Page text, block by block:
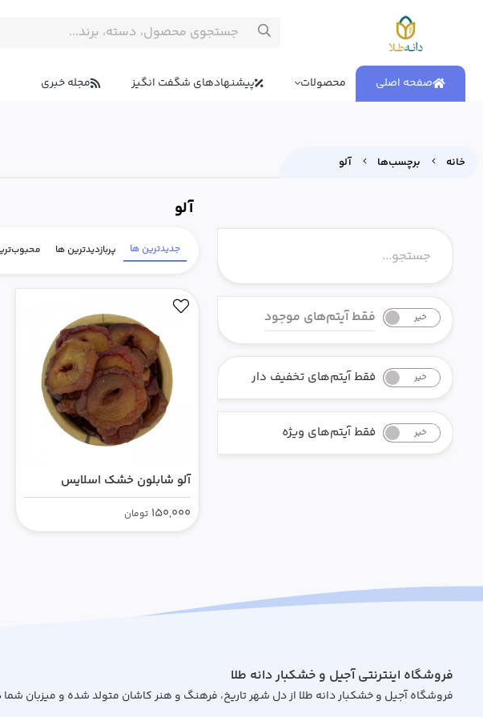
صفحه اصلی محصولات پیشنهادهای شگفت انگیز مجله خبری
خانه برچسب‌ها آلو
بله خیر فقط آیتم‌های موجود
بله خیر فقط آیتم‌های تخفیف دار
بله خیر فقط آیتم‌های ویژه
آلو
جدیدترین ها پربازدیدترین ها
آلو شابلون خشک اسلایس
150,000 تومان
فروشگاه اینترنتی آجیل و خشکبار دانه طلا
فروشگاه آجیل و خشکبار دانه طلا از دل شهر تاریخ، فرهنگ و هنر کاشان متولد شده و میزبان